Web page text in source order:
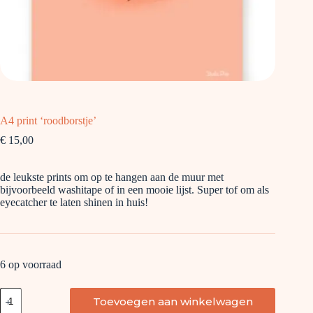
A4 print ‘roodborstje’
€ 15,00
de leukste prints om op te hangen aan de muur met
bijvoorbeeld washitape of in een mooie lijst. Super tof om als
eyecatcher te laten shinen in huis!
6 op voorraad
A4
print
Toevoegen aan winkelwagen